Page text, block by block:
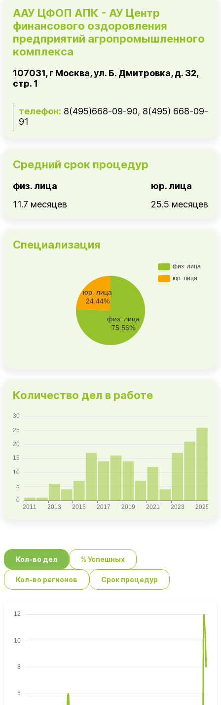
ААУ ЦФОП АПК - АУ Центр
финансового оздоровления
предприятий агропромышленного
комплекса
107031, г Москва, ул. Б. Дмитровка, д. 32,
стр. 1
телефон: 8(495)668-09-90, 8(495) 668-09-
91
Средний срок процедур
физ. лица
11.7 месяцев
юр. лица
25.5 месяцев
Специализация
Количество дел в работе
Кол-во дел % Успешных
Кол-во регионов Срок процедур